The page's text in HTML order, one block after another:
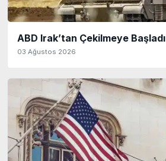
ABD Irak’tan Çekilmeye Başladı
03 Ağustos 2026